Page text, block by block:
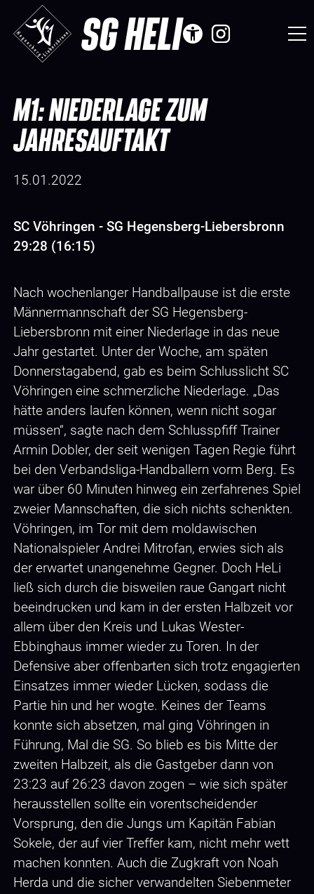
SG HELI
M1: NIEDERLAGE ZUM
JAHRESAUFTAKT
15.01.2022
SC Vöhringen - SG Hegensberg-Liebersbronn
29:28 (16:15)
Nach wochenlanger Handballpause ist die erste
Männermannschaft der SG Hegensberg-
Liebersbronn mit einer Niederlage in das neue
Jahr gestartet. Unter der Woche, am späten
Donnerstagabend, gab es beim Schlusslicht SC
Vöhringen eine schmerzliche Niederlage. „Das
hätte anders laufen können, wenn nicht sogar
müssen“, sagte nach dem Schlusspfiff Trainer
Armin Dobler, der seit wenigen Tagen Regie führt
bei den Verbandsliga-Handballern vorm Berg. Es
war über 60 Minuten hinweg ein zerfahrenes Spiel
zweier Mannschaften, die sich nichts schenkten.
Vöhringen, im Tor mit dem moldawischen
Nationalspieler Andrei Mitrofan, erwies sich als
der erwartet unangenehme Gegner. Doch HeLi
ließ sich durch die bisweilen raue Gangart nicht
beeindrucken und kam in der ersten Halbzeit vor
allem über den Kreis und Lukas Wester-
Ebbinghaus immer wieder zu Toren. In der
Defensive aber offenbarten sich trotz engagierten
Einsatzes immer wieder Lücken, sodass die
Partie hin und her wogte. Keines der Teams
konnte sich absetzen, mal ging Vöhringen in
Führung, Mal die SG. So blieb es bis Mitte der
zweiten Halbzeit, als die Gastgeber dann von
23:23 auf 26:23 davon zogen – wie sich später
herausstellen sollte ein vorentscheidender
Vorsprung, den die Jungs um Kapitän Fabian
Sokele, der auf vier Treffer kam, nicht mehr wett
machen konnten. Auch die Zugkraft von Noah
Herda und die sicher verwandelten Siebenmeter